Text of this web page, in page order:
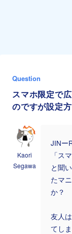
Question
スマホ限定で
のですが設定
Kaori
Segawa
JINー
「ス
と聞
たマ
か？
友人
てし